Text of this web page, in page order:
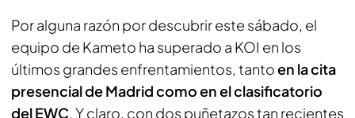
Por alguna razón por descubrir este sábado, el
equipo de Kameto ha superado a KOI en los
últimos grandes enfrentamientos, tantoen la cita
presencial de Madrid como en el clasificatorio
del EWC. Y claro, con dos puñetazos tan recientes